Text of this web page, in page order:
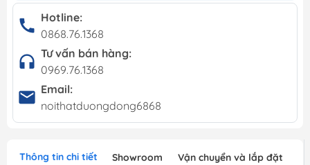
Hotline:
0868.76.1368
Tư vấn bán hàng:
0969.76.1368
Email:
noithatduongdong6868
Thông tin chi tiết Showroom Vận chuyển và lắp đặt